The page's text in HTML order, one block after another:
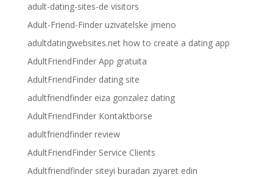
adult-dating-sites-de visitors
Adult-Friend-Finder uzivatelske jmeno
adultdatingwebsites.net how to create a dating app
AdultFriendFinder App gratuita
AdultFriendFinder dating site
adultfriendfinder eiza gonzalez dating
AdultFriendFinder Kontaktborse
adultfriendfinder review
AdultFriendFinder Service Clients
Adultfriendfinder siteyi buradan ziyaret edin